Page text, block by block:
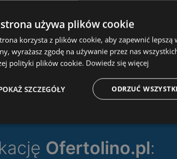
Ofertolino.pl:
używa plików cookie
korzysta z plików cookie, aby zapewnić
wyrażasz zgodę na używanie przez nas
polityki plików cookie. Dowiedz się więcej
ODRZUĆ
SZCZEGÓŁY